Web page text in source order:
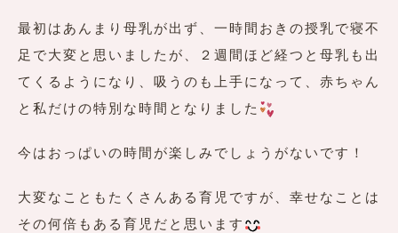
最初はあんまり母乳が出ず、一時間おきの授乳で寝不
足で大変と思いましたが、２週間ほど経つと母乳も出
てくるようになり、吸うのも上手になって、赤ちゃん
と私だけの特別な時間となりました
今はおっぱいの時間が楽しみでしょうがないです！
大変なこともたくさんある育児ですが、幸せなことは
その何倍もある育児だと思います